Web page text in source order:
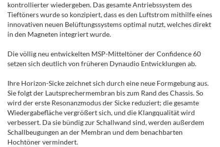
kontrollierter wiedergeben. Das gesamte Antriebssystem des
Tieftöners wurde so konzipiert, dass es den Luftstrom mithilfe eines
innovativen neuen Belüftungssystems optimal nutzt, welches direkt
in den Magneten integriert wurde.
Die völlig neu entwickelten MSP-Mitteltöner der Confidence 60
setzen sich deutlich von früheren Dynaudio Entwicklungen ab.
Ihre Horizon-Sicke zeichnet sich durch eine neue Formgebung aus.
Sie folgt der Lautsprechermembran bis zum Rand des Chassis. So
wird der erste Resonanzmodus der Sicke reduziert; die gesamte
Wiedergabefläche vergrößert sich, und die Klangqualität wird
verbessert. Da sie bündig zur Schallwand sind, werden außerdem
Schallbeugungen an der Membran und dem benachbarten
Hochtöner vermindert.